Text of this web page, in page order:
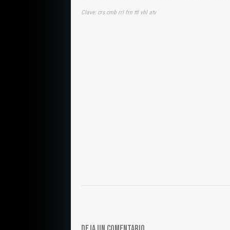
Clave: crs cmb rrl frn ttl vhl atv